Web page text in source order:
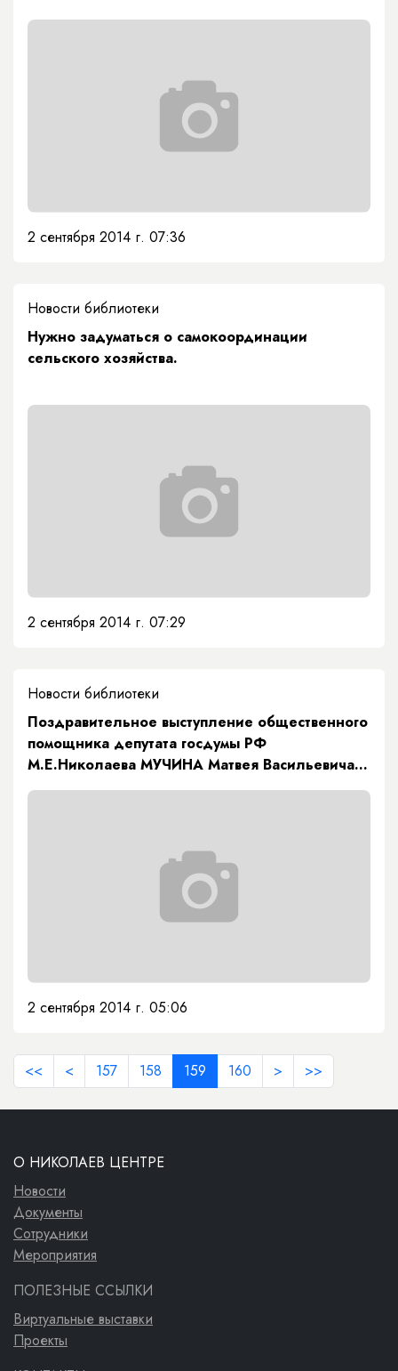
2 сентября 2014 г. 07:36
Новости библиотеки
Нужно задуматься о самокоординации
сельского хозяйства.
2 сентября 2014 г. 07:29
Новости библиотеки
Поздравительное выступление общественного
помощника депутата госдумы РФ
М.Е.Николаева МУЧИНА Матвея Васильевича
на открытии нового учебного года в Якутской
2 сентября 2014 г. 05:06
<< < 157 158 159 160 > >>
О НИКОЛАЕВ ЦЕНТРЕ
Новости
Документы
Сотрудники
Мероприятия
ПОЛЕЗНЫЕ ССЫЛКИ
Виртуальные выставки
Проекты